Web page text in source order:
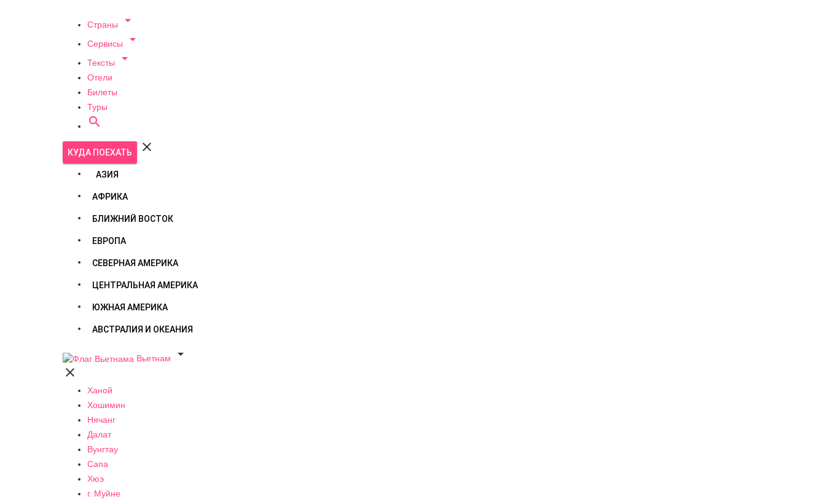
Страны 
Сервисы 
Тексты 
Отели
Билеты
Туры

КУДА ПОЕХАТЬ 
АЗИЯ
АФРИКА
БЛИЖНИЙ ВОСТОК
ЕВРОПА
СЕВЕРНАЯ АМЕРИКА
ЦЕНТРАЛЬНАЯ АМЕРИКА
ЮЖНАЯ АМЕРИКА
АВСТРАЛИЯ И ОКЕАНИЯ
Вьетнам


Ханой
Хошимин
Нячанг
Далат
Вунгтау
Сапа
Хюэ
г. Муйне